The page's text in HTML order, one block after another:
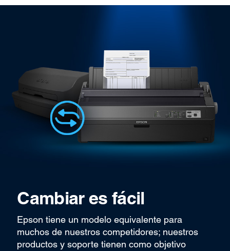
Cambiar es fácil
Epson tiene un modelo equivalente para
muchos de nuestros competidores; nuestros
productos y soporte tienen como objetivo